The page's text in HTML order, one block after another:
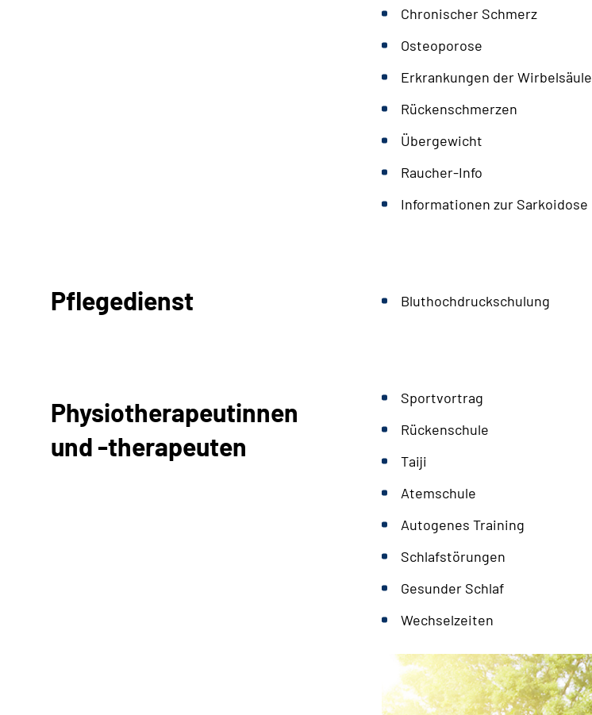
Chronischer Schmerz
Osteoporose
Erkrankungen der Wirbelsäule
Rückenschmerzen
Übergewicht
Raucher-Info
Informationen zur Sarkoidose
Pflegedienst Bluthochdruckschulung
Physiotherapeutinnen
und -therapeuten
Sportvortrag
Rückenschule
Taiji
Atemschule
Autogenes Training
Schlafstörungen
Gesunder Schlaf
Wechselzeiten